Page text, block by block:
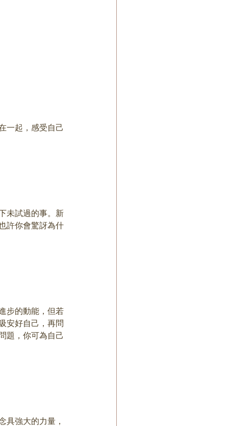
一起，感受自己
未試過的事。新
許你會驚訝為什
步的動能，但若
安好自己，再問
題，你可為自己
具強大的力量，